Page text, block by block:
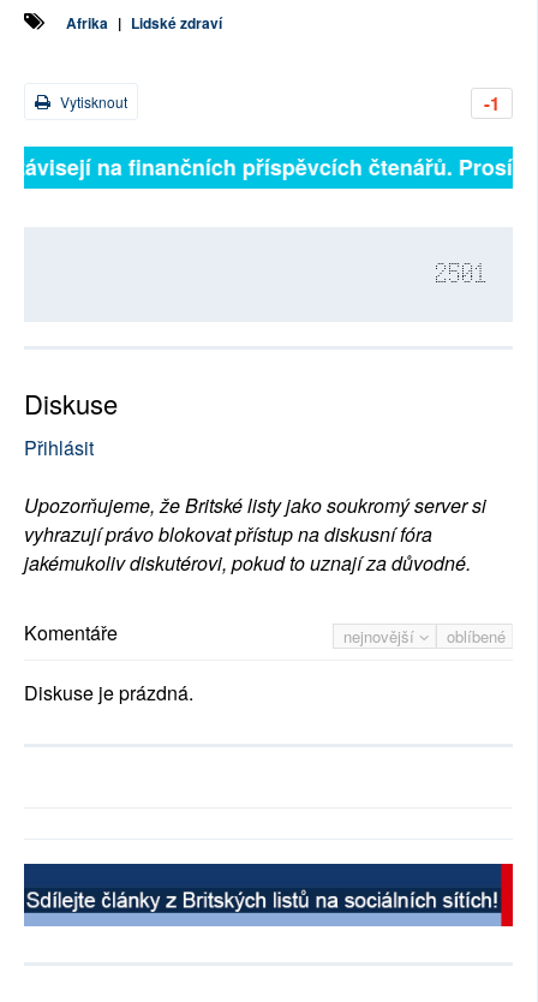
Afrika | Lidské zdraví
-1
Vytisknout
na finančních příspěvcích čtenářů.
2501
Diskuse
Přihlásit
Upozorňujeme, že Britské listy jako soukromý server si
vyhrazují právo blokovat přístup na diskusní fóra
jakémukoliv diskutérovi, pokud to uznají za důvodné.
nejnovější oblíbené
Komentáře
Diskuse je prázdná.